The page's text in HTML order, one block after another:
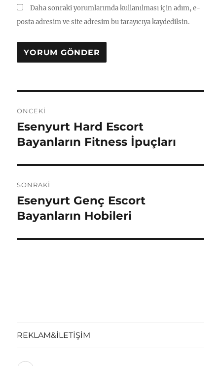
Daha sonraki yorumlarımda kullanılması için adım, e-
posta adresim ve site adresim bu tarayıcıya kaydedilsin.
gezinmesi
ÖNCEKI
Önceki
yazı:
Esenyurt Hard Escort
Bayanların Fitness İpuçları
SONRAKI
Sonraki
yazı:
Esenyurt Genç Escort
Bayanların Hobileri
REKLAM&İLETİŞİM